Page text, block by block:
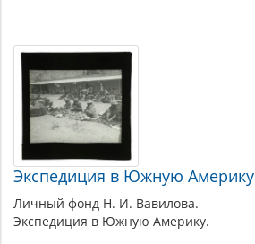
Экспедиция в Южную Америку
Личный фонд Н. И. Вавилова.
Экспедиция в Южную Америку.